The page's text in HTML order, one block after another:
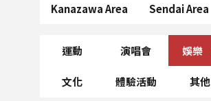
Kanazawa Area Sendai Area
運動 演唱會 娛樂
文化 體驗活動 其他